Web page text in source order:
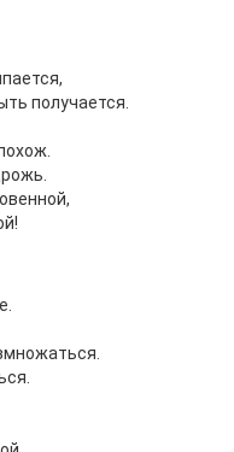
получается.